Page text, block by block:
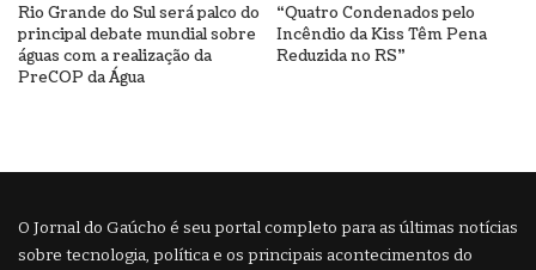
Rio Grande do Sul será palco do
principal debate mundial sobre
águas com a realização da
PreCOP da Água
“Quatro Condenados pelo
Incêndio da Kiss Têm Pena
Reduzida no RS”
O Jornal do Gaúcho é seu portal completo para as últimas notícias
sobre tecnologia, política e os principais acontecimentos do